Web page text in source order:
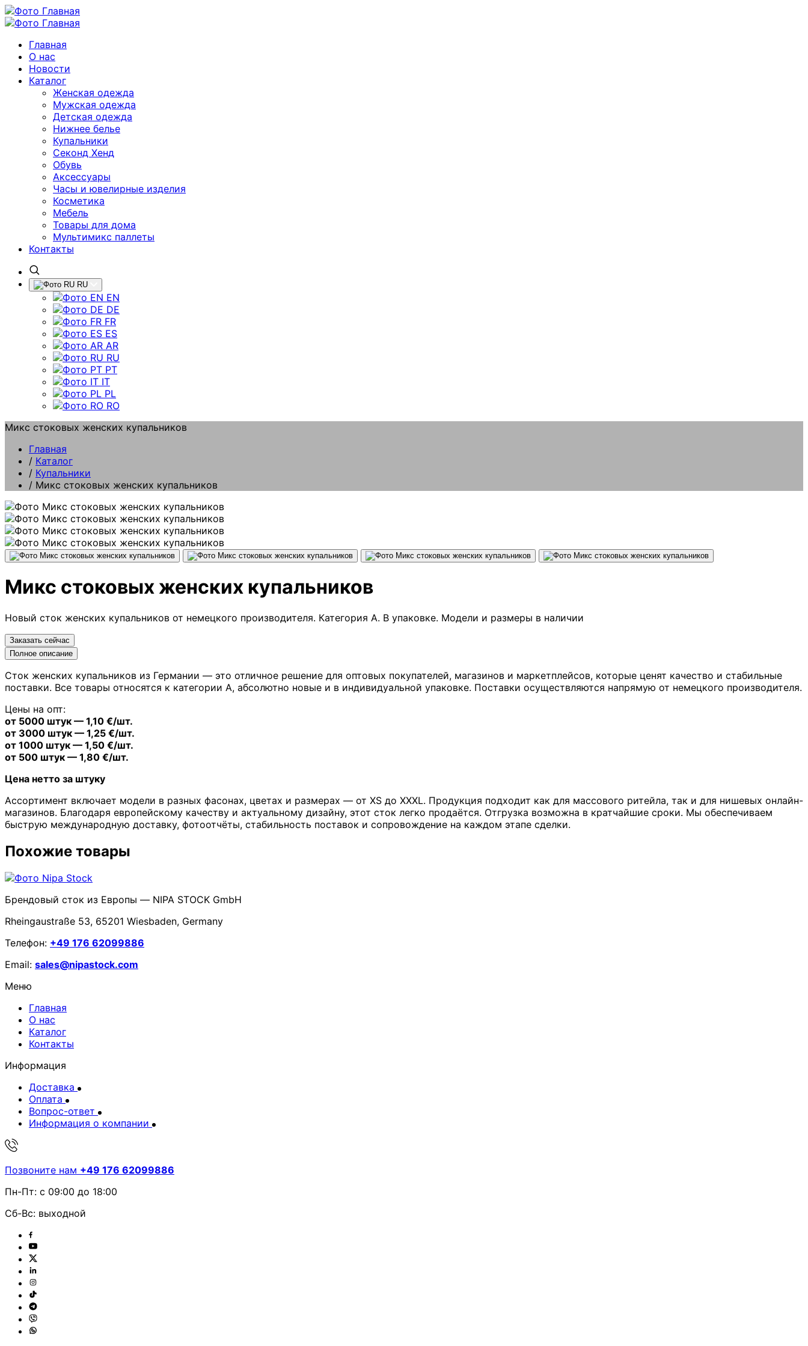
Главная
О нас
Новости
Каталог
Женская одежда
Мужская одежда
Детская одежда
Нижнее белье
Купальники
Секонд Хенд
Обувь
Аксессуары
Часы и ювелирные изделия
Косметика
Мебель
Товары для дома
Мультимикс паллеты
Контакты
RU
EN
DE
FR
ES
AR
RU
PT
IT
PL
RO
Микс стоковых женских купальников
Главная
/ Каталог
/ Купальники
/ Микс стоковых женских купальников
Микс стоковых женских купальников
Новый сток женских купальников от немецкого производителя. Категория A. В упаковке. Модели и размеры в наличии
Заказать сейчас
Полное описание
Сток женских купальников из Германии — это отличное решение для оптовых покупателей, магазинов и маркетплейсов, которые ценят качество и стабильные
поставки. Все товары относятся к категории A, абсолютно новые и в индивидуальной упаковке. Поставки осуществляются напрямую от немецкого производителя.
Цены на опт:
от 5000 штук — 1,10 €/шт.
от 3000 штук — 1,25 €/шт.
от 1000 штук — 1,50 €/шт.
от 500 штук — 1,80 €/шт.
Цена нетто за штуку
Ассортимент включает модели в разных фасонах, цветах и размерах — от XS до XXXL. Продукция подходит как для массового ритейла, так и для нишевых онлайн-
магазинов. Благодаря европейскому качеству и актуальному дизайну, этот сток легко продаётся. Отгрузка возможна в кратчайшие сроки. Мы обеспечиваем
быструю международную доставку, фотоотчёты, стабильность поставок и сопровождение на каждом этапе сделки.
Похожие товары
Брендовый сток из Европы — NIPA STOCK GmbH
Rheingaustraße 53, 65201 Wiesbaden, Germany
Телефон: +49 176 62099886
Email: sales@nipastock.com
Меню
Главная
О нас
Каталог
Контакты
Информация
Доставка
Оплата
Вопрос-ответ
Информация о компании
Позвоните нам +49 176 62099886
Пн-Пт: с 09:00 до 18:00
Сб-Вс: выходной